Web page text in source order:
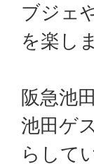
ブジェ
を楽し
阪急池
池田ゲ
らして